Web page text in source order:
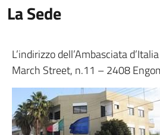
La Sede
L’indirizzo dell’Ambasciata
March Street, n.11 – 2408